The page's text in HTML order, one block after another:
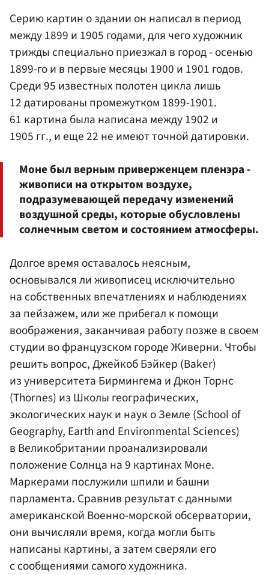
Серию картин о здании он написал в период
между 1899 и 1905 годами, для чего художник
трижды специально приезжал в город - осенью
1899-го и в первые месяцы 1900 и 1901 годов.
Среди 95 известных полотен цикла лишь
12 датированы промежутком 1899-1901.
61 картина была написана между 1902 и
1905 гг., и еще 22 не имеют точной датировки.
Моне был верным приверженцем пленэра -
живописи на открытом воздухе,
подразумевающей передачу изменений
воздушной среды, которые обусловлены
солнечным светом и состоянием атмосферы.
Долгое время оставалось неясным,
основывался ли живописец исключительно
на собственных впечатлениях и наблюдениях
за пейзажем, или же прибегал к помощи
воображения, заканчивая работу позже в своем
студии во французском городе Живерни. Чтобы
решить вопрос, Джейкоб Бэйкер (Baker)
из университета Бирмингема и Джон Торнс
(Thornes) из Школы географических,
экологических наук и наук о Земле (School of
Geography, Earth and Environmental Sciences)
в Великобритании проанализировали
положение Солнца на 9 картинах Моне.
Маркерами послужили шпили и башни
парламента. Сравнив результат с данными
американской Военно-морской обсерватории,
они вычисляли время, когда могли быть
написаны картины, а затем сверяли его
с сообщениями самого художника.